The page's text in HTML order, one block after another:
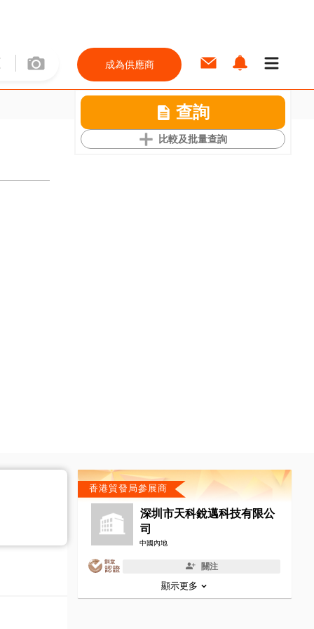
成為供應商
查詢
比較及批量查詢
香港貿發局參展商
深圳市天科銳邁科技有限公
司
中國內地
關注
顯示更多